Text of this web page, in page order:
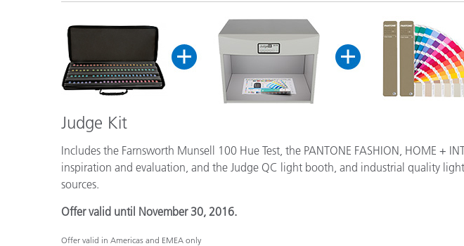
Judge Kit
Includes the Farnsworth Munsell 100 Hue Test, the PANTONE FASHION, HOME +
inspiration and evaluation, and the Judge QC light booth, and industrial quality
sources.
Offer valid until November 30, 2016.
Offer valid in Americas and EMEA only